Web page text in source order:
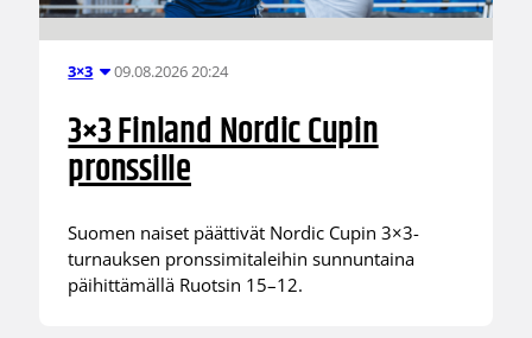
3×3 09.08.2026 20:24
3×3 Finland Nordic Cupin
pronssille
Suomen naiset päättivät Nordic Cupin 3×3-
turnauksen pronssimitaleihin sunnuntaina
päihittämällä Ruotsin 15–12.